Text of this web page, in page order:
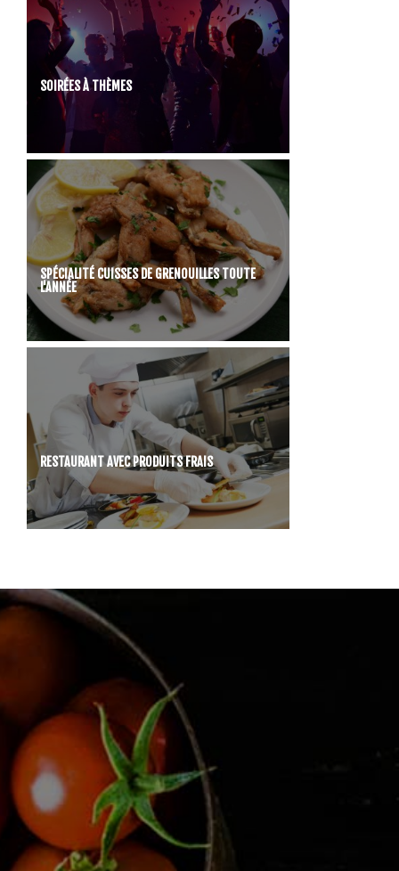
SOIRÉES À THÈMES
SPÉCIALITÉ CUISSES DE GRENOUILLES TOUTE
L'ANNÉE
RESTAURANT AVEC PRODUITS FRAIS